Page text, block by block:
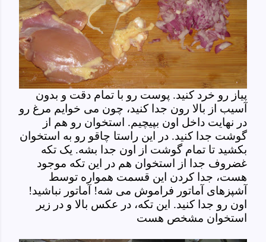
پیاز رو خرد کنید. پوست رو با تمام دقت و بدون
آسیب از بالا رون جدا کنید، چون می خوایم مرغ رو
در نهایت داخل اون بپیچیم. استخوان رو هم از
گوشت جدا کنید. در این راستا چاقو رو به استخوان
بکشید تا تمام گوشت از اون جدا بشه. یک تکه
غضروف جدا از استخوان هم در این تکه موجود
هست، جدا کردن این قسمت همواره توسط
آشپزهای آماتور فراموش می شه! آماتور نباشید!
اون رو جدا کنید. این تکه، در عکس بالا و در زیر
استخوان مشخص هست